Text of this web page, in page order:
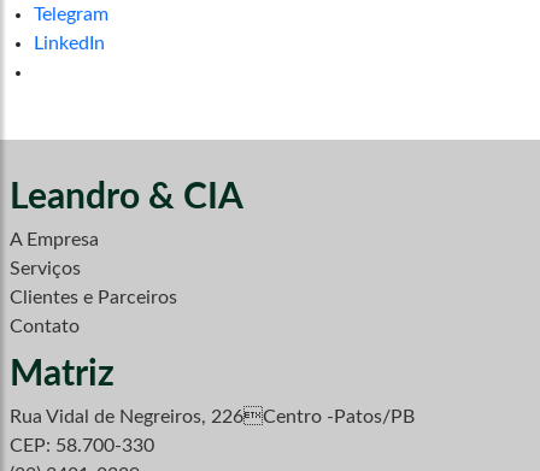
Telegram
LinkedIn
Leandro & CIA
A Empresa
Serviços
Clientes e Parceiros
Contato
Matriz
Rua Vidal de Negreiros, 226Centro -Patos/PB
CEP: 58.700-330